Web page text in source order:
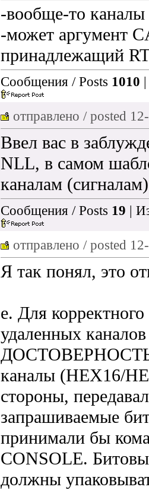
-вообще-то каналы
-может аргумент
принадлежащий
Сообщения / Posts 1010
отправлено / posted
Ввел вас в
NLL, в самом
каналам
Сообщения / Posts 19 |
отправлено / posted
Я так понял, это
e. Для
удаленных
ДОСТОВЕРНОСТЬ
каналы (HEX16/
стороны,
запрашиваемые
принимали бы
CONSOLE.
должны